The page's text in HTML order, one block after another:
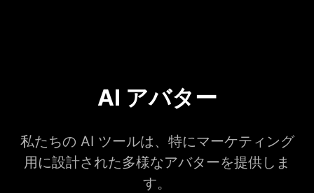
AI アバター
私たちの AI ツールは、特にマーケティング
用に設計された多様なアバターを提供しま
す。